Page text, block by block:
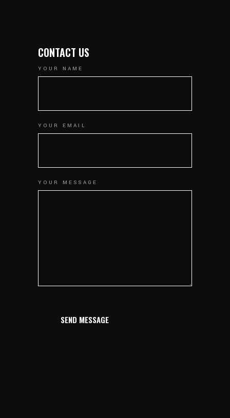
CONTACT US
YOUR NAME
YOUR EMAIL
YOUR MESSAGE
SEND MESSAGE